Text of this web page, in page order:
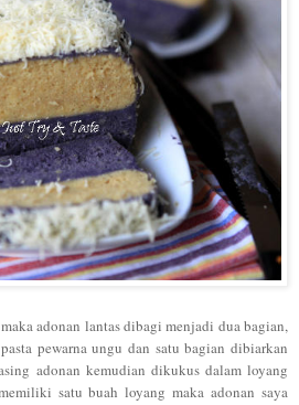
adonan lantas dibagi menjadi dua bagian,
pewarna ungu dan satu bagian dibiarkan
adonan kemudian dikukus dalam loyang
satu buah loyang maka adonan saya